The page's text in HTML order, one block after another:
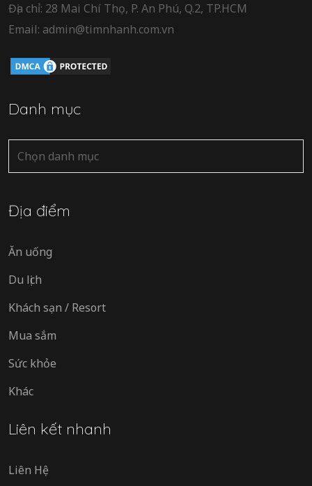
Địa chỉ: 28 Mai Chí Thọ, P. An Phú, Q.2, TP.HCM
Email: admin@timnhanh.com.vn
Danh mục
Danh
mục
Địa điểm
Ăn uống
Du lịch
Khách sạn / Resort
Mua sắm
Sức khỏe
Khác
Liên kết nhanh
Liên Hệ